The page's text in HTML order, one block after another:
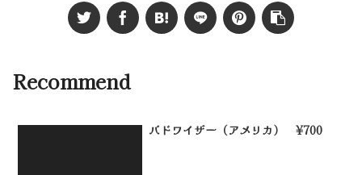
Recommend
バドワイザー（アメリカ） ¥700